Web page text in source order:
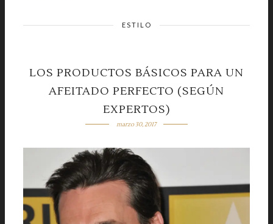
ESTILO
LOS PRODUCTOS BÁSICOS PARA UN
AFEITADO PERFECTO (SEGÚN
EXPERTOS)
marzo 30, 2017